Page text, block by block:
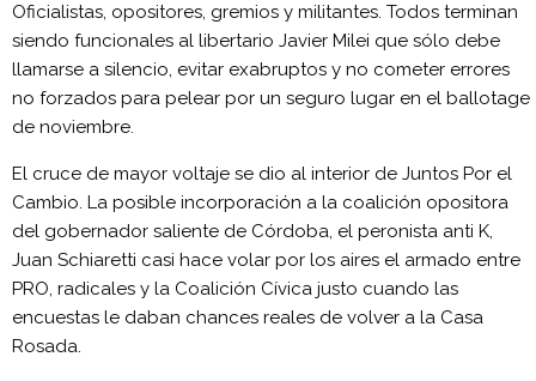
Oficialistas, opositores, gremios y militantes. Todos terminan
siendo funcionales al libertario Javier Milei que sólo debe
llamarse a silencio, evitar exabruptos y no cometer errores
no forzados para pelear por un seguro lugar en el ballotage
de noviembre.
El cruce de mayor voltaje se dio al interior de Juntos Por el
Cambio. La posible incorporación a la coalición opositora
del gobernador saliente de Córdoba, el peronista anti K,
Juan Schiaretti casi hace volar por los aires el armado entre
PRO, radicales y la Coalición Cívica justo cuando las
encuestas le daban chances reales de volver a la Casa
Rosada.